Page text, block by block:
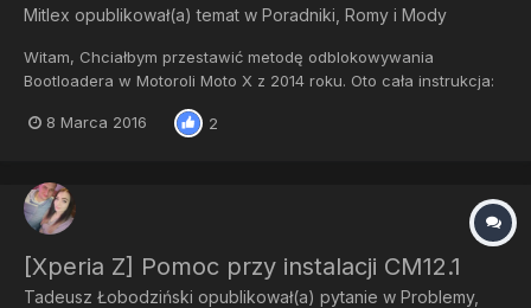
Mitlex opublikował(a) temat w Poradniki, Romy i Mody
Witam, Chciałbym przestawić metodę odblokowywania
Bootloadera w Motoroli Moto X z 2014 roku. Oto cała instrukcja:
2. Pobierz i zainstaluj Android SDK oraz Minimal ADB and
8 Marca 2016 2
[Xperia Z] Pomoc przy instalacji CM12.1
Tadeusz Łobodziński opublikował(a) pytanie w Problemy,